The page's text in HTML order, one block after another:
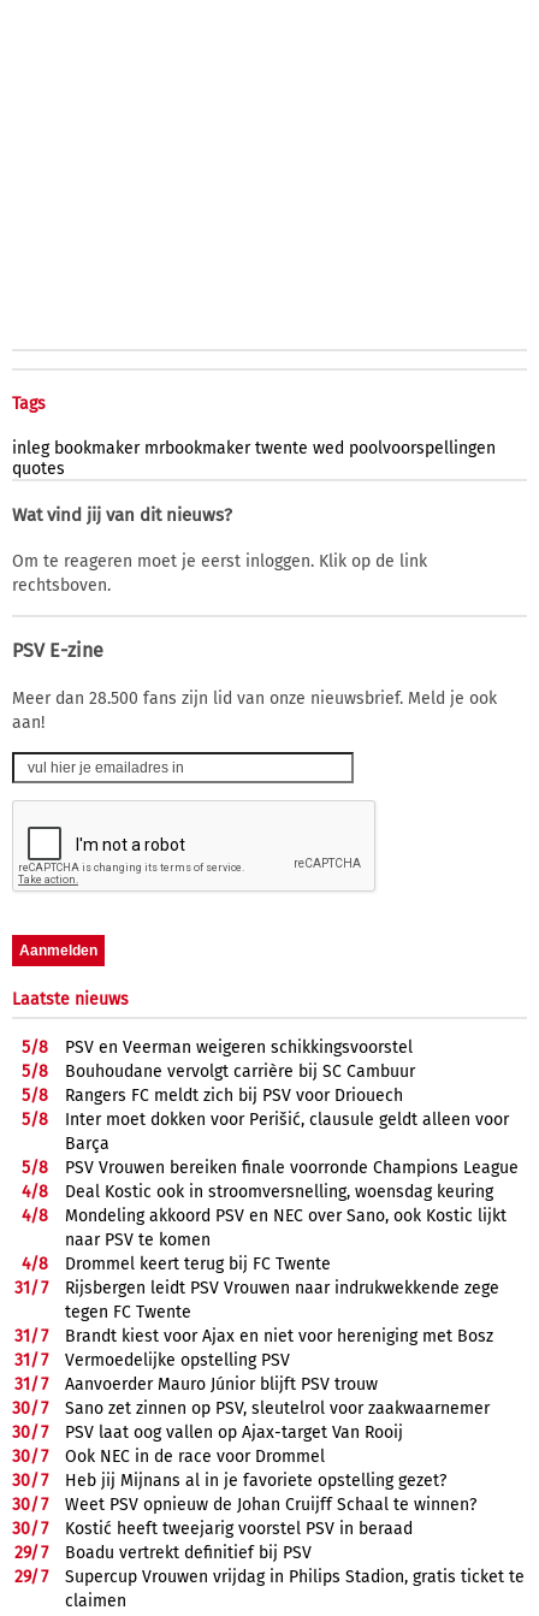
Tags
inleg bookmaker mrbookmaker twente wed poolvoorspellingen
quotes
Wat vind jij van dit nieuws?
Om te reageren moet je eerst inloggen. Klik op de link
rechtsboven.
PSV E-zine
Meer dan 28.500 fans zijn lid van onze nieuwsbrief. Meld je ook
aan!
Laatste nieuws
5/8
PSV en Veerman weigeren schikkingsvoorstel
5/8
Bouhoudane vervolgt carrière bij SC Cambuur
5/8
Rangers FC meldt zich bij PSV voor Driouech
5/8
Inter moet dokken voor Perišić, clausule geldt alleen voor
Barça
5/8
PSV Vrouwen bereiken finale voorronde Champions League
4/8
Deal Kostic ook in stroomversnelling, woensdag keuring
4/8
Mondeling akkoord PSV en NEC over Sano, ook Kostic lijkt
naar PSV te komen
4/8
Drommel keert terug bij FC Twente
31/7
Rijsbergen leidt PSV Vrouwen naar indrukwekkende zege
tegen FC Twente
31/7
Brandt kiest voor Ajax en niet voor hereniging met Bosz
31/7
Vermoedelijke opstelling PSV
31/7
Aanvoerder Mauro Júnior blijft PSV trouw
30/7
Sano zet zinnen op PSV, sleutelrol voor zaakwaarnemer
30/7
PSV laat oog vallen op Ajax-target Van Rooij
30/7
Ook NEC in de race voor Drommel
30/7
Heb jij Mijnans al in je favoriete opstelling gezet?
30/7
Weet PSV opnieuw de Johan Cruijff Schaal te winnen?
30/7
Kostić heeft tweejarig voorstel PSV in beraad
29/7
Boadu vertrekt definitief bij PSV
29/7
Supercup Vrouwen vrijdag in Philips Stadion, gratis ticket te
claimen